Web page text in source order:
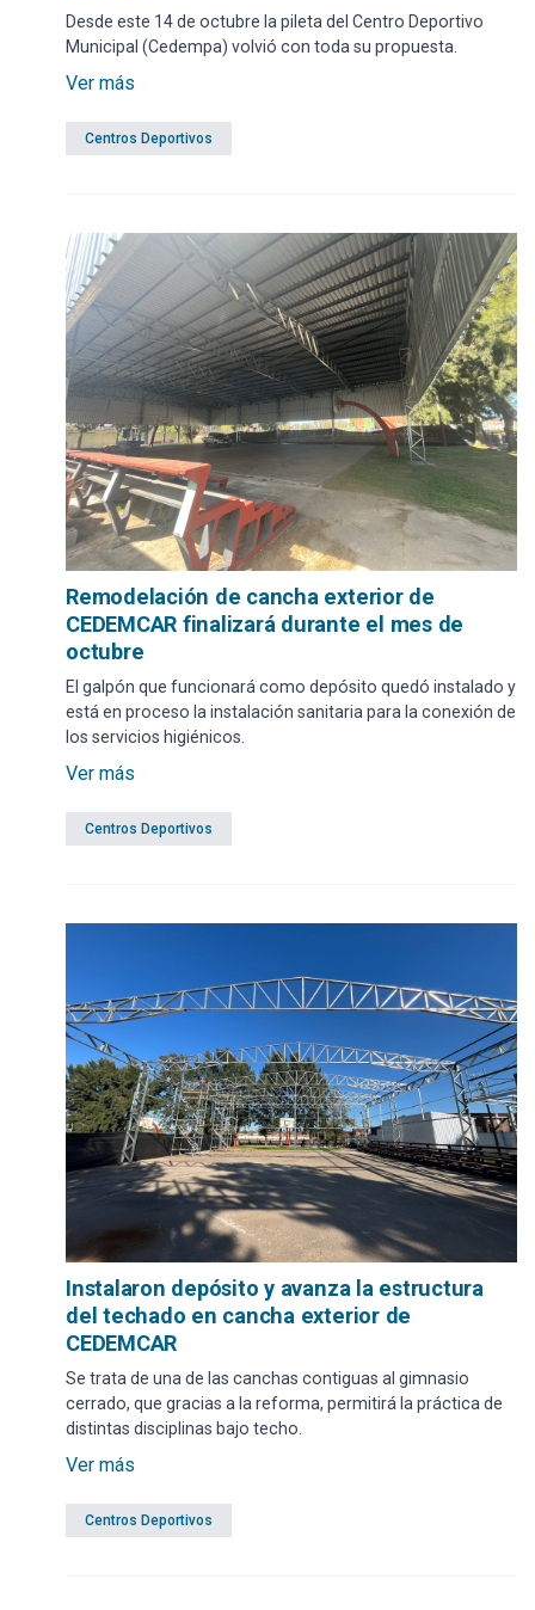
Desde este 14 de octubre la pileta del Centro Deportivo
Municipal (Cedempa) volvió con toda su propuesta.
Ver más
Centros Deportivos
Remodelación de cancha exterior de
CEDEMCAR finalizará durante el mes de
octubre
El galpón que funcionará como depósito quedó instalado y
está en proceso la instalación sanitaria para la conexión de
los servicios higiénicos.
Ver más
Centros Deportivos
Instalaron depósito y avanza la estructura
del techado en cancha exterior de
CEDEMCAR
Se trata de una de las canchas contiguas al gimnasio
cerrado, que gracias a la reforma, permitirá la práctica de
distintas disciplinas bajo techo.
Ver más
Centros Deportivos